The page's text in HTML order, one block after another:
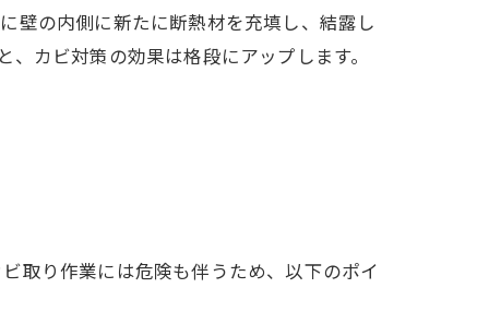
壁の内側に新たに断熱材を充填し、結露し
カビ対策の効果は格段にアップします。
取り作業には危険も伴うため、以下のポイ